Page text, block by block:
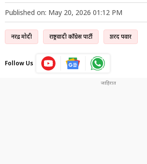
Published on: May 20, 2026 01:12 PM
नरेंद्र मोदी राष्ट्रवादी काँग्रेस पार्टी शरद पवार
Follow Us